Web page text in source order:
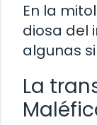
En la
diosa del
algunas
La